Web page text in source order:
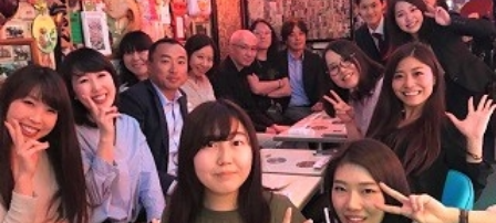
ジ
ナ
の
タ
イ
ム
ラ
イ
ン】